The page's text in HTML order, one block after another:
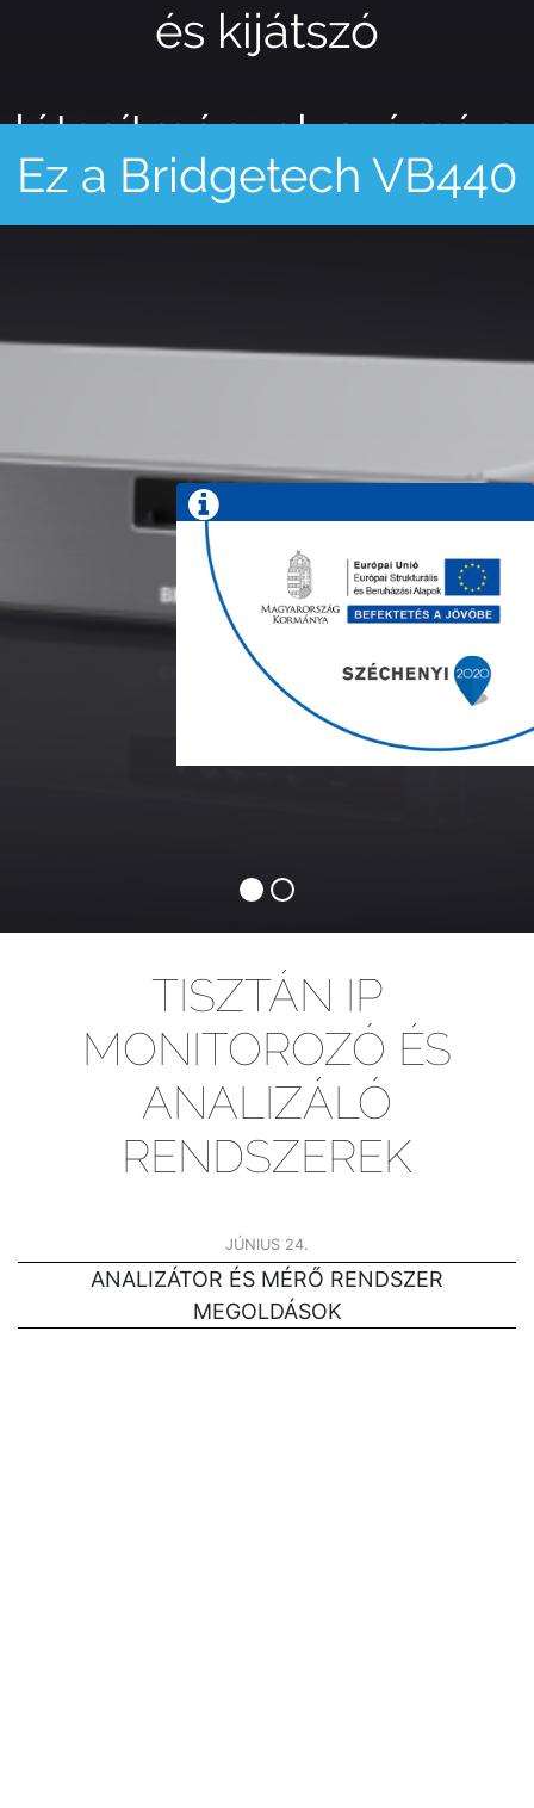
és kijátszó
létesítmények számára
Ez a Bridgetech VB440
TISZTÁN IP
MONITOROZÓ ÉS
ANALIZÁLÓ
RENDSZEREK
JÚNIUS 24.
ANALIZÁTOR ÉS MÉRŐ RENDSZER
MEGOLDÁSOK